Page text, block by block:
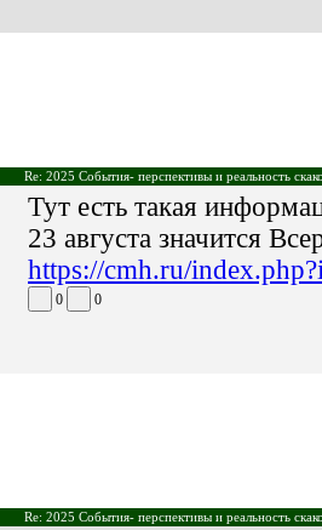
Re: 2025 События- перспективы и реальность
Тут есть такая
23 августа значится
https://cmh.ru/
0 0
Re: 2025 События- перспективы и реальность